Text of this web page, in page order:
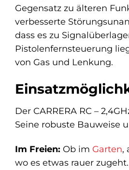
Gegensatz zu älteren
verbesserte
dass es zu
Pistolenfernsteuerung
von Gas und Lenkung.
Der CARRERA RC –
Seine robuste Bauweise
Im Freien: Ob im Garten,
wo es etwas rauer